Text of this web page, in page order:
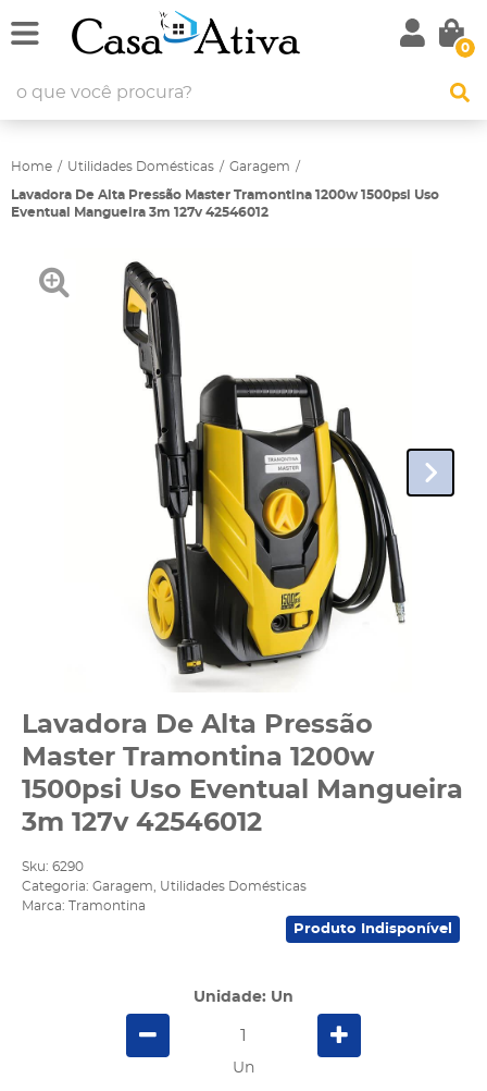
0
Home Utilidades Domésticas Garagem
Lavadora De Alta Pressão Master Tramontina 1200w 1500psi Uso
Eventual Mangueira 3m 127v 42546012
Lavadora De Alta Pressão
Master Tramontina 1200w
1500psi Uso Eventual Mangueira
3m 127v 42546012
Sku: 6290
Categoria: Garagem
Utilidades Domésticas
Marca:
Tramontina
Produto Indisponível
Unidade: Un
Un